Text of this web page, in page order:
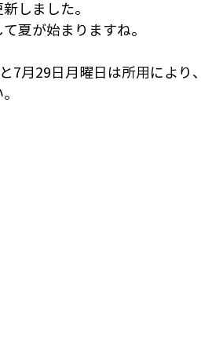
しました。
夏が始まりますね。
7月29日月曜日は所用により